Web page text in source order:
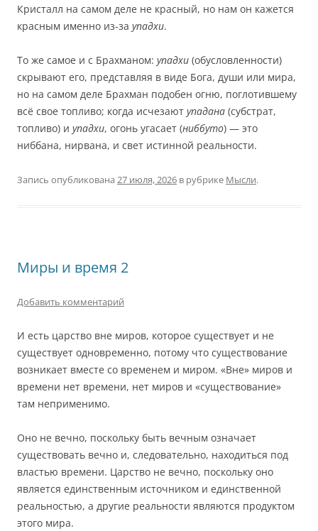
Кристалл на самом деле не красный, но нам он кажется
красным именно из-за упадхи.
То же самое и с Брахманом: упадхи (обусловленности)
скрывают его, представляя в виде Бога, души или мира,
но на самом деле Брахман подобен огню, поглотившему
всё свое топливо; когда исчезают упадана (субстрат,
топливо) и упадхи, огонь угасает (ниббуто) — это
ниббана, нирвана, и свет истинной реальности.
Запись опубликована 27 июля, 2026 в рубрике Мысли.
Миры и время 2
Добавить комментарий
И есть царство вне миров, которое существует и не
существует одновременно, потому что существование
возникает вместе со временем и миром. «Вне» миров и
времени нет времени, нет миров и «существование»
там неприменимо.
Оно не вечно, поскольку быть вечным означает
существовать вечно и, следовательно, находиться под
властью времени. Царство не вечно, поскольку оно
является единственным источником и единственной
реальностью, а другие реальности являются продуктом
этого мира.